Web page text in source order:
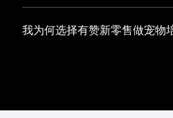
有赞新零售作为业内领先的一站式
线下渠道、提供多样化店铺搭建、
我为何选择有赞新零售做宠物